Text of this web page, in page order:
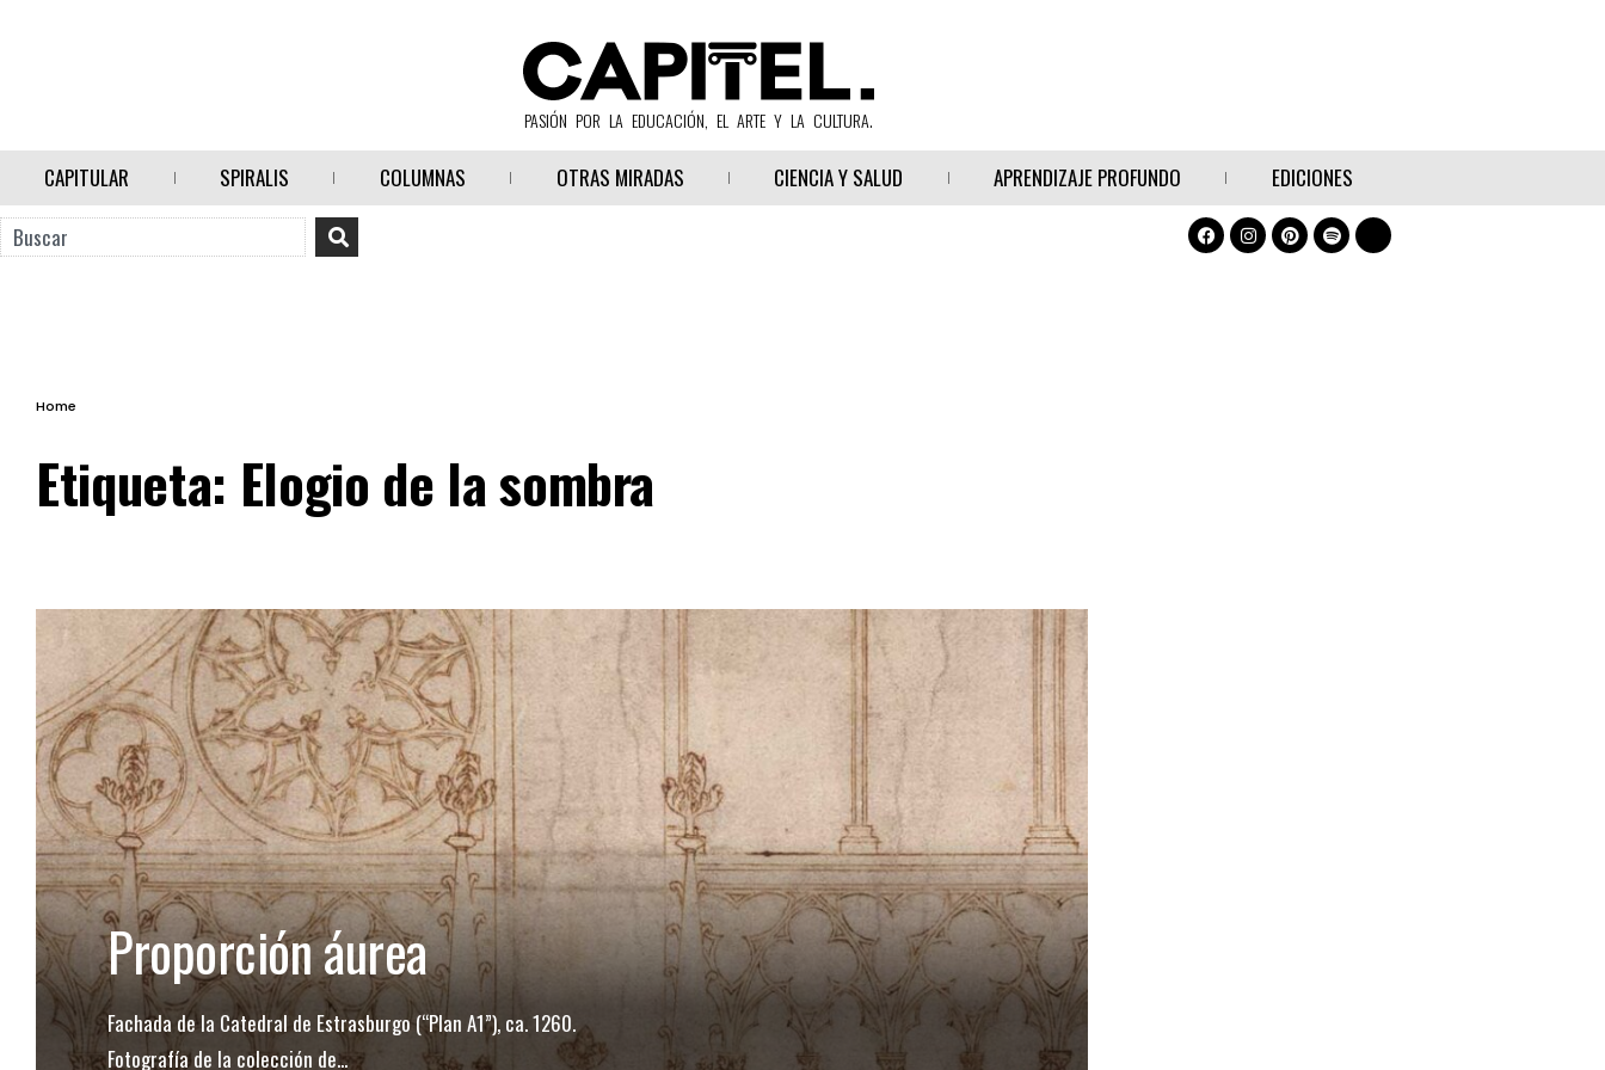
PASIÓN POR LA EDUCACIÓN, EL ARTE Y LA CULTURA.
CAPITULAR SPIRALIS COLUMNAS OTRAS MIRADAS CIENCIA Y SALUD APRENDIZAJE PROFUNDO EDICIONES
Home
Etiqueta: Elogio de la sombra
Proporción áurea
Fachada de la Catedral de Estrasburgo (“Plan A1”), ca. 1260.
Fotografía de la colección de...